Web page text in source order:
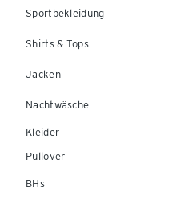
Sportbekleidung
Shirts & Tops
Jacken
Nachtwäsche
Kleider
Pullover
BHs